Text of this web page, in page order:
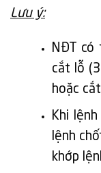
Lưu ý:
NĐT có
cắt lỗ
hoặc
Khi
lệnh
khớp